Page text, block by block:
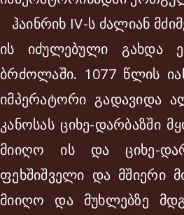
ჰაინრიხ IV-ს ძალიან
ის იძულებული გახდა
ბრძოლაში. 1077 წლის
იმპერატორი გადავიდა
კანოსას ციხე-დარბაზში
მიიღო ის და ციხე-
ფეხშიშველი და მშიერი
მიიღო და მუხლებზე